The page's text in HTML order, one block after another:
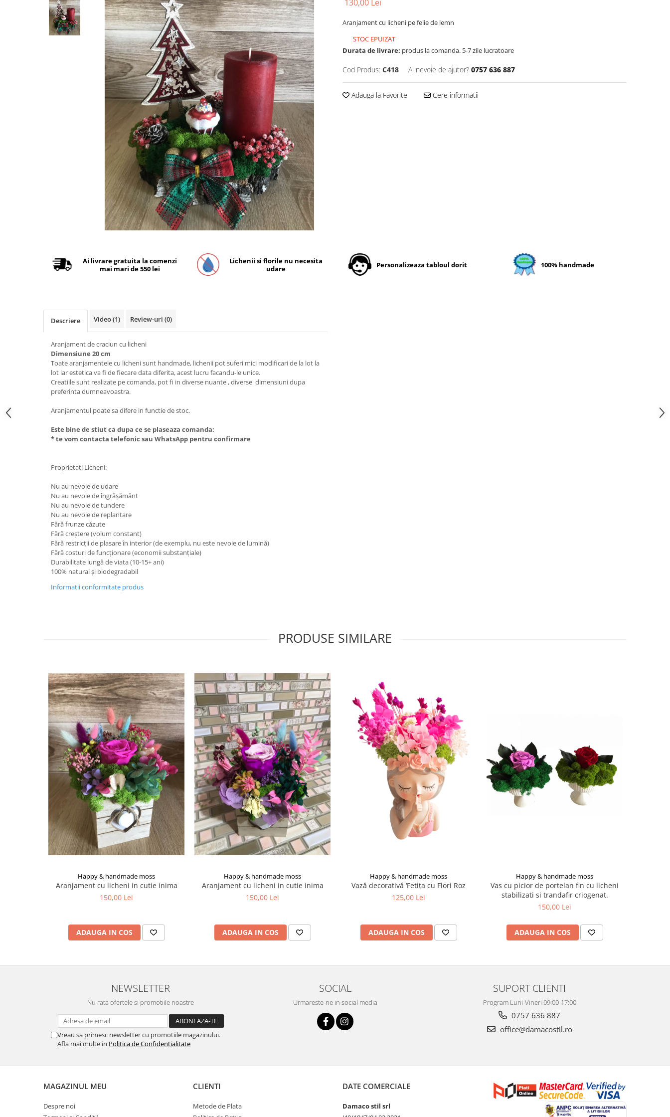
Tablou licheni pentru Barbati
Tablouri 40/30
Tablouri cu licheni pe canvas
Tablouri cu licheni pentru Nasi si
Facebook
130,00 Lei
Aranjament cu licheni pe felie de lemn
STOC EPUIZAT
Durata de livrare: produs la comanda. 5-7 zile lucratoare
Cod Produs: C418 Ai nevoie de ajutor? 0757 636 887
Adauga la Favorite Cere informatii
Ai livrare gratuita la comenzi
mai mari de 550 lei
Lichenii si florile nu necesita
udare
Personalizeaza tabloul dorit 100% handmade
Descriere Video(1) Review-uri (0)
Aranjament de craciun cu licheni
Dimensiune 20 cm
Toate aranjamentele cu licheni sunt handmade, lichenii pot suferi mici modificari de la lot la
lot iar estetica va fi de fiecare data diferita, acest lucru facandu-le unice.
Creatiile sunt realizate pe comanda, pot fi in diverse nuante , diverse dimensiuni dupa
preferinta dumneavoastra.
Aranjamentul poate sa difere in functie de stoc.
Este bine de stiut ca dupa ce se plaseaza comanda:
* te vom contacta telefonic sau WhatsApp pentru confirmare
Proprietati Licheni:
Nu au nevoie de udare
Nu au nevoie de îngrășământ
Nu au nevoie de tundere
Nu au nevoie de replantare
Fără frunze căzute
Fără creștere (volum constant)
Fără restricții de plasare în interior (de exemplu, nu este nevoie de lumină)
Fără costuri de funcționare (economii substanțiale)
Durabilitate lungă de viata (10-15+ ani)
100% natural și biodegradabil
Informatii conformitate produs
PRODUSE SIMILARE
Happy & handmade moss
Aranjament cu licheni in cutie inima
150,00 Lei
ADAUGA IN COS
Happy & handmade moss
Aranjament cu licheni in cutie inima
150,00 Lei
ADAUGA IN COS
Happy & handmade moss
Vază decorativă ‘Fetița cu Flori Roz
125,00 Lei
ADAUGA IN COS
Happy & handmade moss
Vas cu picior de portelan fin cu licheni
stabilizati si trandafir criogenat.
150,00 Lei
ADAUGA IN COS
NEWSLETTER
Nu rata ofertele si promotiile noastre
Vreau sa primesc newsletter cu promotiile magazinului.
Afla mai multe in Politica de Confidentialitate
SOCIAL
Urmareste-ne in social media
SUPORT CLIENTI
Program Luni-Vineri 09:00-17:00
0757 636 887
office@damacostil.ro
MAGAZINUL MEU
Despre noi
CLIENTI
Metode de Plata
DATE COMERCIALE
Damaco stil srl